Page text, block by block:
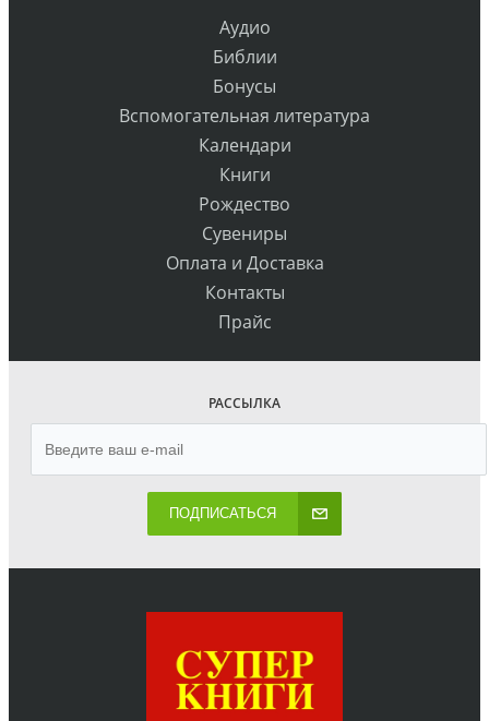
Аудио
Библии
Бонусы
Вспомогательная литература
Календари
Книги
Рождество
Сувениры
Оплата и Доставка
Контакты
Прайс
РАССЫЛКА
ПОДПИСАТЬСЯ